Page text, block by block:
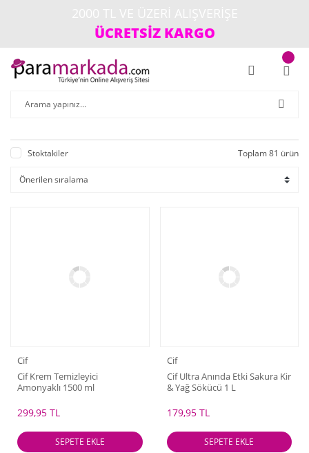
ÜCRETSİZ KARGO
Stoktakiler Toplam 81 ürün
Cif
Cif Krem Temizleyici
Amonyaklı 1500 ml
299,95 TL
SEPETE EKLE
Cif
Cif Ultra Anında Etki Sakura Kir
& Yağ Sökücü 1 L
179,95 TL
SEPETE EKLE